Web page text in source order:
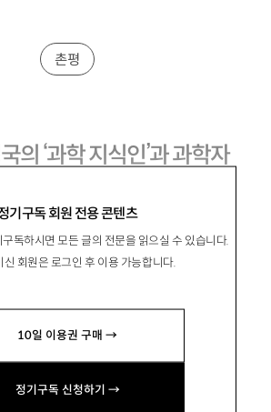
기구독 회원 전용 콘텐츠
구독하시면 모든 글의 전문을 읽으실 수 있습니다.
신 회원은 로그인 후 이용 가능합니다.
10일 이용권 구매 →
정기구독 신청하기 →
촌평
의 ‘과학 지식인’과 과학자
』, 사이언스북스 2006
교 기초교육원 교수